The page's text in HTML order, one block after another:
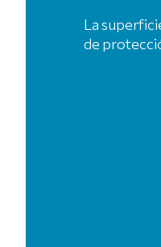
La
de